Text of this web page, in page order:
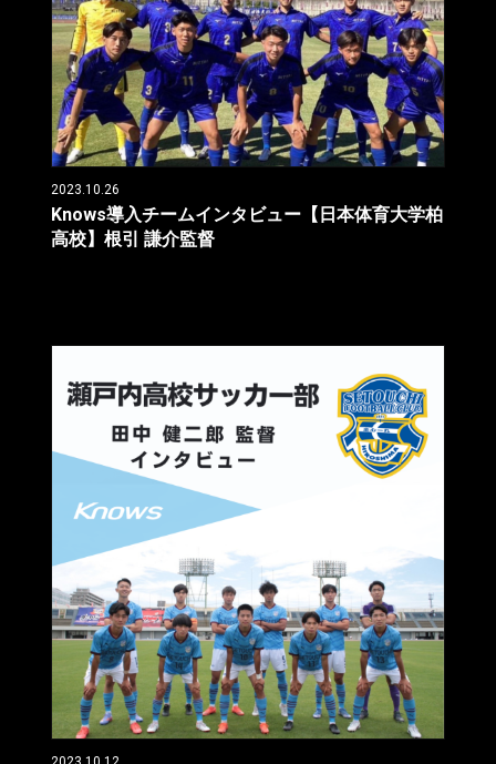
2023.10.26
Knows導入チームインタビュー【日本体育大学柏
高校】根引 謙介監督